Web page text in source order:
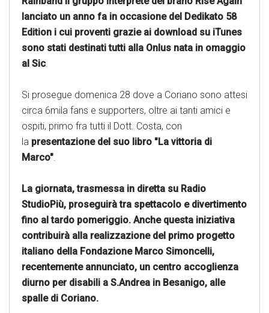
lanciato un anno fa in occasione del Dedikato 58
Edition i cui proventi grazie ai download su iTunes
sono stati destinati tutti alla Onlus nata in omaggio
al Sic.
Si prosegue domenica 28 dove a Coriano sono attesi
circa 6mila fans e supporters, oltre ai tanti amici e
ospiti, primo fra tutti il Dott. Costa, con
la presentazione del suo libro "La vittoria di
Marco".
La giornata, trasmessa in diretta su Radio
StudioPiù, proseguirà tra spettacolo e divertimento
fino al tardo pomeriggio. Anche questa iniziativa
contribuirà alla realizzazione del primo progetto
italiano della Fondazione Marco Simoncelli,
recentemente annunciato, un centro accoglienza
diurno per disabili a S.Andrea in Besanigo, alle
spalle di Coriano.